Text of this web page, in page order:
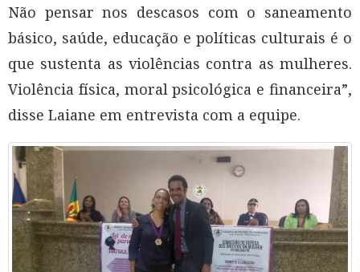
Não pensar nos descasos com o saneamento
básico, saúde, educação e políticas culturais é o
que sustenta as violências contra as mulheres.
Violência física, moral psicológica e financeira”,
disse Laiane em entrevista com a equipe.